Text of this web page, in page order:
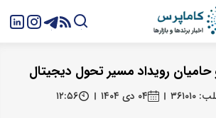
رویداد مسیر تحول دیجیتال
۰۴ دی ۱۴۰۴
۱۲:۵۶